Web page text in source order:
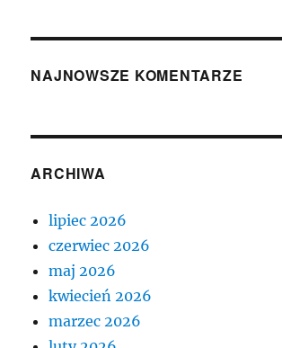
NAJNOWSZE KOMENTARZE
ARCHIWA
lipiec 2026
czerwiec 2026
maj 2026
kwiecień 2026
marzec 2026